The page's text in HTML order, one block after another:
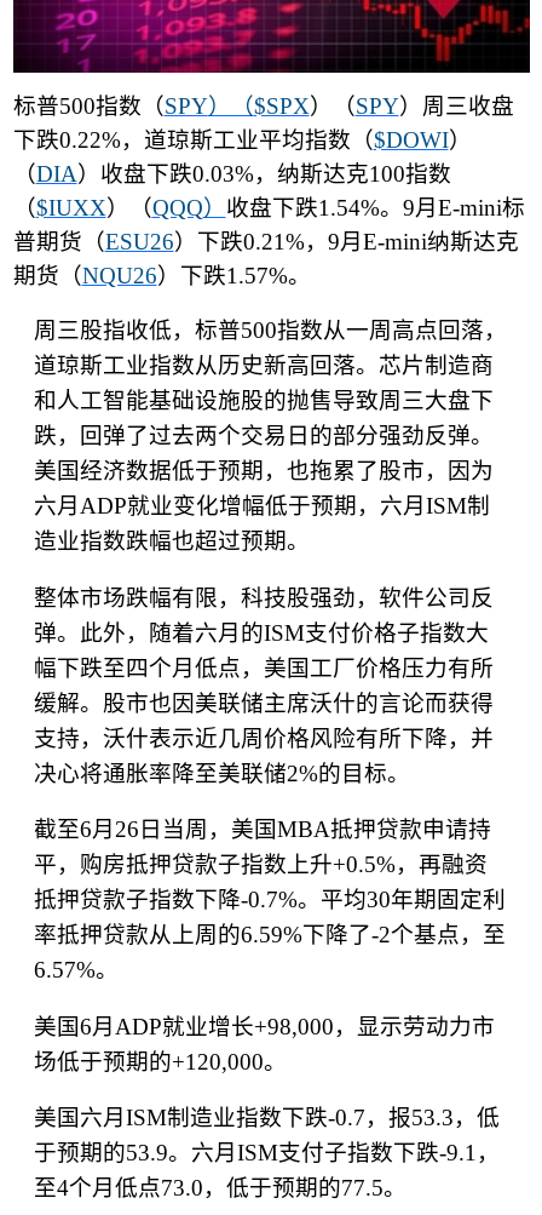
标普500指数（SPY）（$SPX）（SPY）周三收盘
下跌0.22%，道琼斯工业平均指数（$DOWI）
（DIA）收盘下跌0.03%，纳斯达克100指数
（$IUXX）（QQQ） 收盘下跌1.54%。 9月 E-mini标
普期货（ESU26）下跌0.21%， 9月 E-mini纳斯达克
期货（NQU26）下跌1.57%。
周三股指收低，标普500指数从一周高点回落，
道琼斯工业指数从历史新高回落。芯片制造商
和人工智能基础设施股的抛售导致周三大盘下
跌，回弹了过去两个交易日的部分强劲反弹。
美国经济数据低于预期，也拖累了股市，因为
六月 ADP就业变化增幅低于预期，六月 ISM制
造业指数跌幅也超过预期。
整体市场跌幅有限，科技股强劲，软件公司反
弹。此外，随着六月的ISM支付价格子指数大
幅下跌至四个月低点，美国工厂价格压力有所
缓解。股市也因美联储主席沃什的言论而获得
支持，沃什表示近几周价格风险有所下降，并
决心将通胀率降至美联储2%的目标。
截至6月 26 日当周，美国MBA抵押贷款申请持
平，购房抵押贷款子指数上升+0.5%，再融资
抵押贷款子指数下降-0.7%。平均30年期固定利
率抵押贷款从上周的6.59%下降了-2个基点，至
6.57%。
美国6月 ADP就业增长+98,000，显示劳动力市
场低于预期的+120,000。
美国六月 ISM制造业指数下跌-0.7，报53.3，低
于预期的53.9。六月 ISM支付子指数下跌-9.1 ，
至4个月低点73.0，低于预期的77.5。